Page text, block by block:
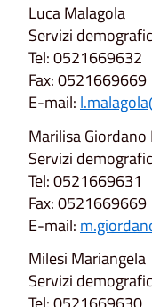
Luca Malagola
Servizi
Tel: 0521669632
Fax: 0521669669
E-mail:
Marilisa Giordano
Servizi
Tel: 0521669631
Fax: 0521669669
E-mail:
Milesi Mariangela
Servizi